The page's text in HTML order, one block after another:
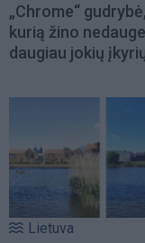
„Chrome“
kurią žino
daugiau jokių
Lietuva